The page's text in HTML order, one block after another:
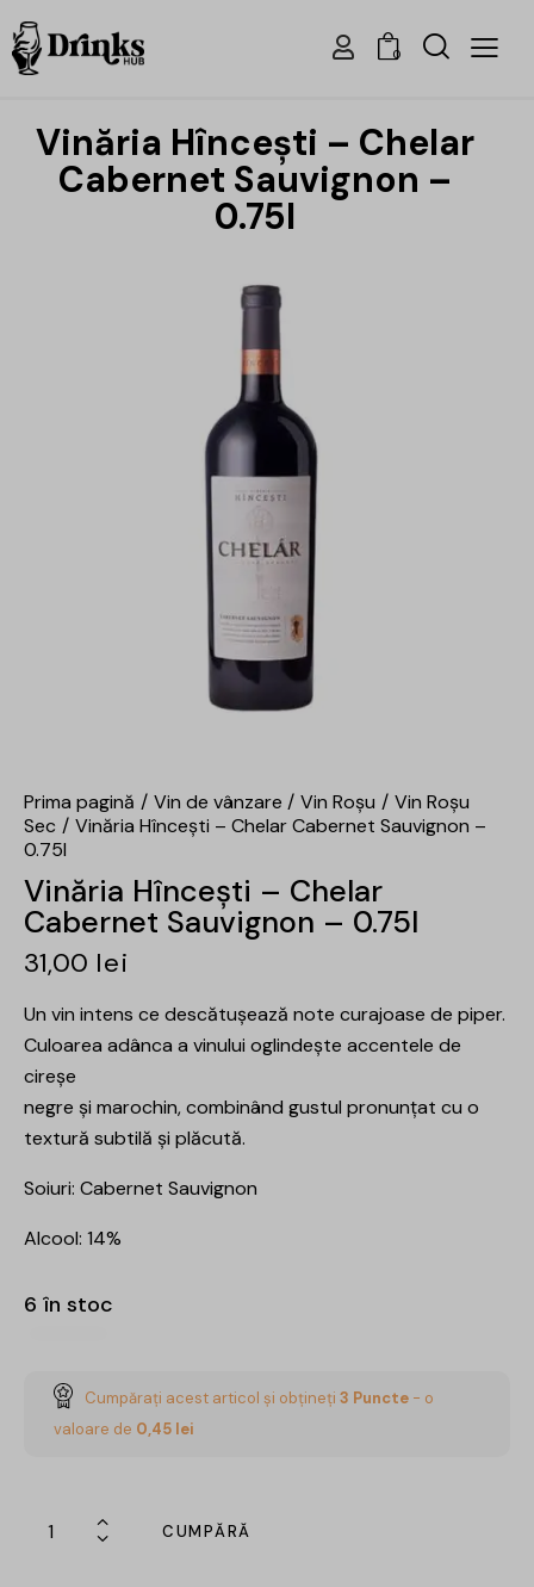
0
Vinăria Hîncești – Chelar
Cabernet Sauvignon –
0.75l
Prima pagină Vin de vânzare Vin Roșu
Vin Roșu
Sec
Vinăria Hîncești – Chelar Cabernet Sauvignon –
0.75l
Vinăria Hîncești – Chelar
Cabernet Sauvignon – 0.75l
31,00 lei
Un vin intens ce descătușează note curajoase de piper.
Culoarea adânca a vinului oglindește accentele de
cireșe
negre și marochin, combinând gustul pronunțat cu o
textură subtilă și plăcută.
Soiuri: Cabernet Sauvignon
Alcool: 14%
6 în stoc
Cumpărați acest articol și obțineți 3 Puncte - o
valoare de 0,45 lei
CUMPĂRĂ